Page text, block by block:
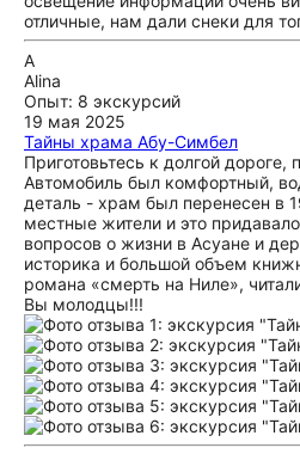
отличные, нам дали снеки для
A
Alina
Опыт: 8 экскурсий
19 мая 2025
Тайны храма Абу-Симбел
Приготовьтесь к долгой
Автомобиль был комфортный,
деталь - храм был перенесен в
местные жители и это
вопросов о жизни в Асуане и
историка и большой объем
романа «смерть на Ниле»,
Вы молодцы!!!